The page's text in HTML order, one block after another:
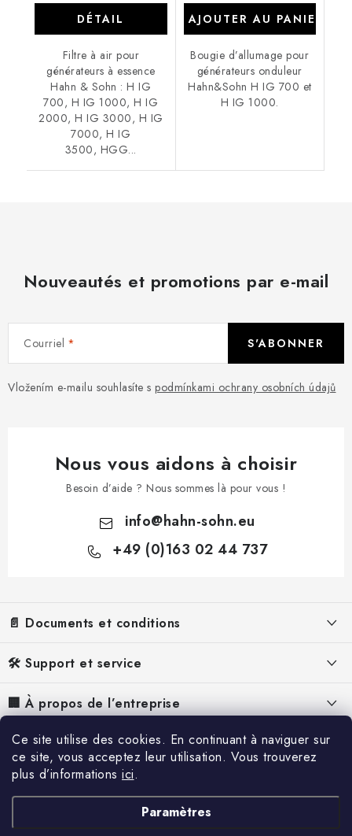
Ce site utilise des cookies. En continuant à naviguer sur
ce site, vous acceptez leur utilisation. Vous trouverez
plus d’informations ici.
Paramètres
DÉTAIL
Filtre à air pour
générateurs à essence
Hahn & Sohn : H IG
700, H IG 1000, H IG
2000, H IG 3000, H IG
7000, H IG
3500, HGG...
AJOUTER AU PANIER
Bougie d’allumage pour
générateurs onduleur
Hahn&Sohn H IG 700 et
H IG 1000.
Nouveautés et promotions par e-mail
Courriel
Vložením e-mailu souhlasíte s podmínkami ochrany osobních údajů
S'ABONNER
Nous vous aidons à choisir
Besoin d’aide ? Nous sommes là pour vous !
info@hahn-sohn.eu
+49 (0)163 02 44 737
d
d
e
p
📄 Documents et conditions
Mentions légales
Politique de Confidentialité
Politique relative aux cookies
Rétractation
Livraison et paiement
🛠️ Support et service
FAQ – Foire aux questions
Manuels pour les déshumidificateurs
Réclamation
🏢 À propos de l’entreprise
À propos de nous
Pourquoi Hahn & Sohn
Contacts
Offres d'emploi
📰 Inspiration et contenu
Référence